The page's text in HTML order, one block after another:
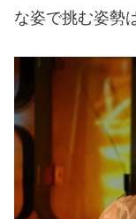
な姿で挑む姿勢